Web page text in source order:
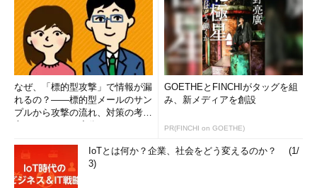
Configuration and Power Interface (ACPI) PC」）や、マルチプ
ロセッサ システム向けのHAL（「ACPI Multiprocessor PC」や
「MPS Multiprocessor PC」）を選択することが可能である。た
だしくどいようだが、HALを強制的に切り替えると、最悪の場
合、システムが再起動しなくなる可能性もあるので、変更には細
心の注意が必要である。
【1999/12/08】初版公開。
なぜ、「標的型攻撃」で情報が漏
れるの？――標的型メールのサン
プルから攻撃の流れ、対策の考え
GOETHEとFINCHIがタッグを組
み、新メディアを創設
PR(FINCHI on GOETHE)
IoTとは何か？企業、社会をどう変えるのか？ (1/
3)